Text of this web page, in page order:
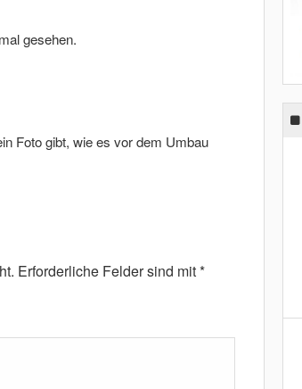
gesehen.
Foto gibt, wie es vor dem Umbau
Erforderliche Felder sind mit*